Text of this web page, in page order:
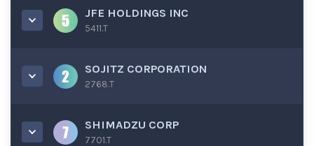
JFE HOLDINGS INC
5411.T
SOJITZ CORPORATION
2768.T
SHIMADZU CORP
7701.T